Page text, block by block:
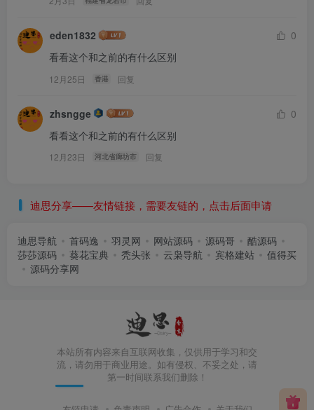
eden1832
0
看看这个和之前的有什么区别
12月25日 香港 回复
zhsngge
0
看看这个和之前的有什么区别
12月23日 河北省廊坊市 回复
迪思分享——友情链接，需要友链的，点击后面申请
迪思导航 首码逸 羽灵网 网站源码 源码哥
酷源码
莎莎源码
葵花宝典 秃头张 云枭导航 宾格建站
值得买
源码分享网
本站所有内容来自互联网收集，仅供用于学习和交
流，请勿用于商业用途。如有侵权、不妥之处，请
第一时间联系我们删除！